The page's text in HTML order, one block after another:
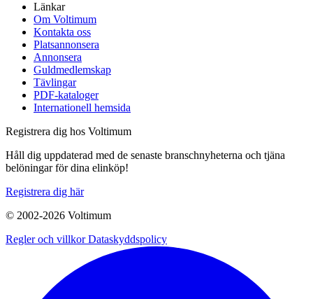
Länkar
Om Voltimum
Kontakta oss
Platsannonsera
Annonsera
Guldmedlemskap
Tävlingar
PDF-kataloger
Internationell hemsida
Registrera dig hos Voltimum
Håll dig uppdaterad med de senaste branschnyheterna och tjäna
belöningar för dina elinköp!
Registrera dig här
© 2002-2026 Voltimum
Regler och villkorDataskyddspolicy